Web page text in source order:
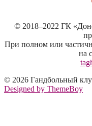
© 2018–2022 ГК
При полном или
на
© 2026 Гандбольный
Designed by ThemeBoy